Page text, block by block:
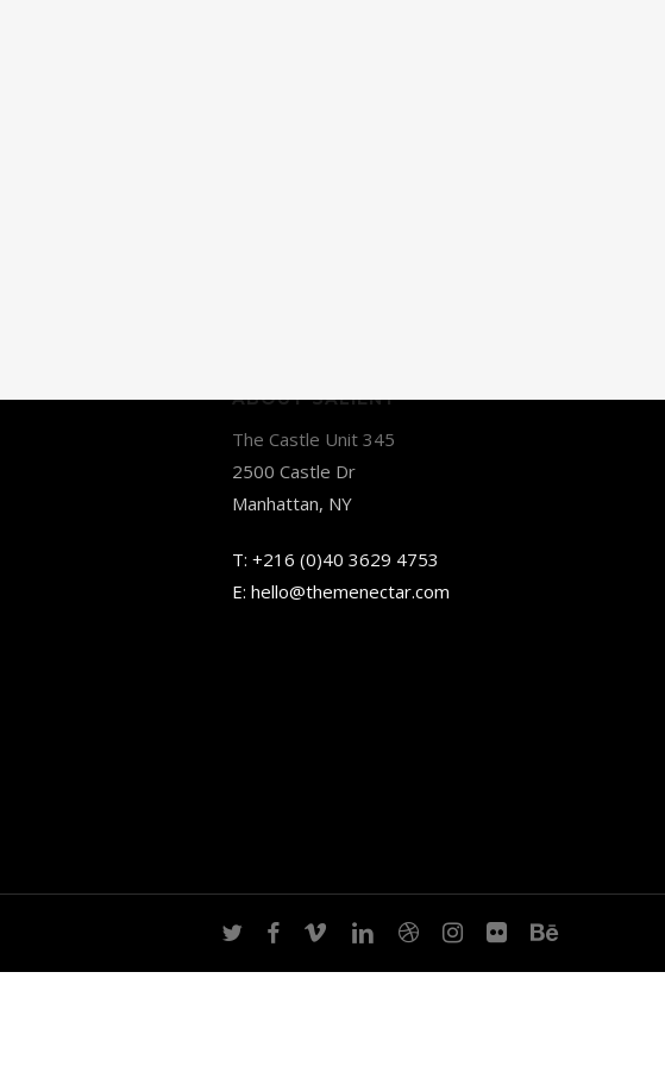
ABOUT SALIENT
The Castle Unit 345
2500 Castle Dr
Manhattan, NY
T:+216 (0)40 3629 4753
E:hello@themenectar.com
twitter facebook
vimeo linkedindribbbleinstagram
flickr behance